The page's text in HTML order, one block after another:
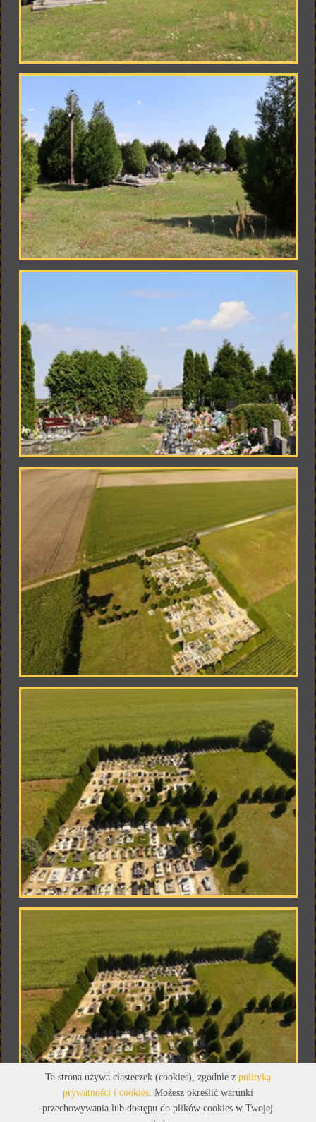
Ta strona używa ciasteczek (cookies), zgodnie z polityką
prywatności i cookies. Możesz określić warunki
przechowywania lub dostępu do plików cookies w Twojej